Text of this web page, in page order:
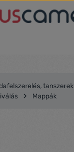
tanszerek
Mappák